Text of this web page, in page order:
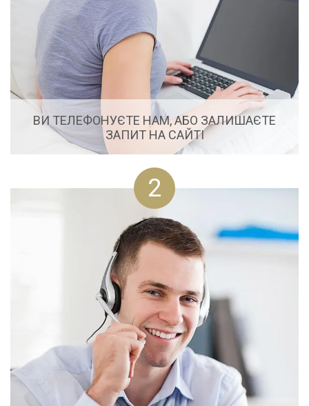
ВИ ТЕЛЕФОНУЄТЕ НАМ, АБО ЗАЛИШАЄТЕ
ЗАПИТ НА САЙТІ
Якщо у Вас виникли питання, пов'язані з
нерухомістю, і Ви не знаєте де отримати правильну
відповідь, телефонуйте нам або залиште заявку на
сайті і ми з задоволенням Вам допоможемо.
2